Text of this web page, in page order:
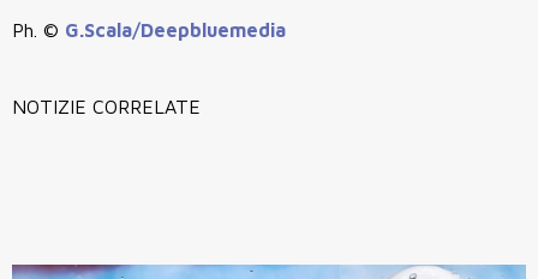
Ph. © G.Scala/Deepbluemedia
NOTIZIE CORRELATE